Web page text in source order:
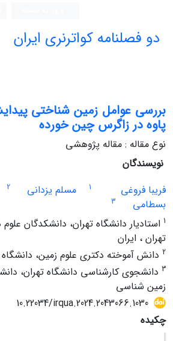
دو فصلنامه کواترنری ایران
بررسی عوامل زمین شناختی
پاوه در زاگرس چین خورده
نوع مقاله : مقاله پژوهشی
نویسندگان
فریبا فروغی
1 مسلم یزدانی 2
بسطامی
3
1 استادیار دانشگاه تهران، دانشکدگان
تهران ، ایران
2 دانش آموخته دکتری علوم زمین، دانشگاه
3 دانشجوی کارشناسی دانشگاه تهران،
زمین شناسی
10.22034/irqua.2024.2043066.1030
چکیده